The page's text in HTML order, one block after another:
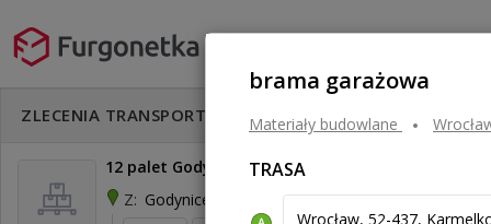
brama garażowa
Materiały budowlane
TRASA
Wrocław, 52-437,
ZLECENIA TRANSPORTU Rozwiń filtry
12 palet Godynice - Różyniec
Z: Godynice